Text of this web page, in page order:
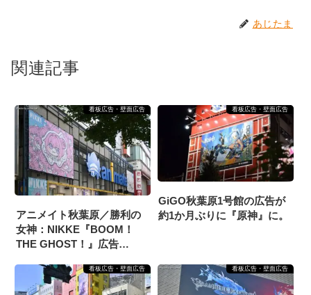
あじたま
関連記事
看板広告・壁面広告
アニメイト秋葉原／勝利の
女神：NIKKE『BOOM！
THE GHOST！』広告
看板広告・壁面広告
GiGO秋葉原1号館の広告が
約1か月ぶりに『原神』に。
看板広告・壁面広告 看板広告・壁面広告